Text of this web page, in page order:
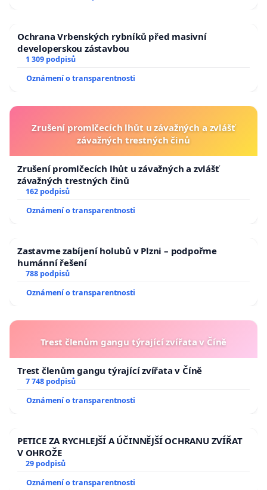
Ochrana Vrbenských rybníků před masivní
developerskou zástavbou
1 309 podpisů
Oznámení o transparentnosti
Zrušení promlčecích lhůt u závažných a zvlášť
závažných trestných činů
Zrušení promlčecích lhůt u závažných a zvlášť
závažných trestných činů
162 podpisů
Oznámení o transparentnosti
Zastavme zabíjení holubů v Plzni – podpořme
humánní řešení
788 podpisů
Oznámení o transparentnosti
Trest členům gangu týrající zvířata v Číně
Trest členům gangu týrající zvířata v Číně
7 748 podpisů
Oznámení o transparentnosti
PETICE ZA RYCHLEJŠÍ A ÚČINNĚJŠÍ OCHRANU ZVÍŘAT
V OHROŽE
29 podpisů
Oznámení o transparentnosti